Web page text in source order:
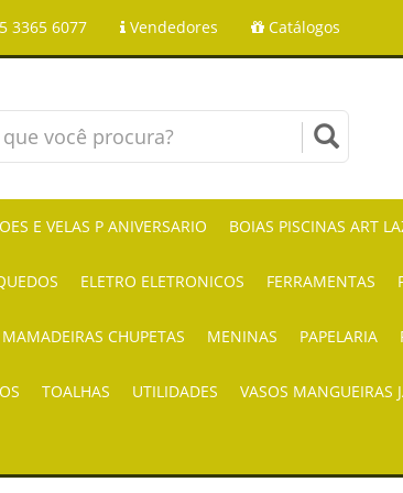
3365 6077 Vendedores Catálogos
E VELAS P ANIVERSARIO BOIAS PISCINAS ART
ELETRO ELETRONICOS FERRAMENTAS
MAMADEIRAS CHUPETAS MENINAS PAPELARIA
TOALHAS UTILIDADES VASOS MANGUEIRAS